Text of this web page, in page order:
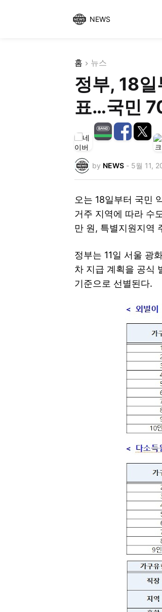
NEWS
홈 뉴스
정부, 18
표…국민
by NEWS - 5월 11,
오는 18일부터 국민
거주 지역에 따라 수
만 원, 특별지원지역
정부는 11일 서울 광
차 지급 계획을 공식
기준으로 선별된다.